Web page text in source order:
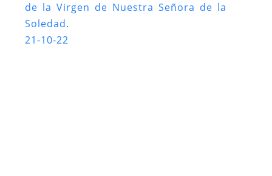
de la Virgen de Nuestra Señora de la
Soledad.
21-10-22